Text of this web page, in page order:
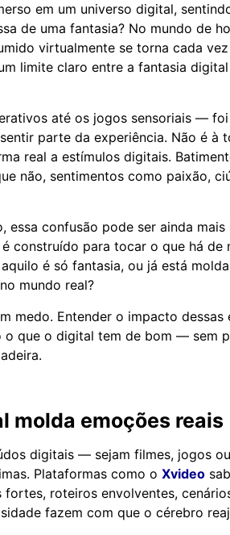
em um universo digital,
de uma fantasia? No mundo de
virtualmente se torna cada
limite claro entre a fantasia
até os jogos sensoriais —
parte da experiência. Não é à
real a estímulos digitais.
não, sentimentos como paixão,
confusão pode ser ainda mais
construído para tocar o que há de
é só fantasia, ou já está
mundo real?
medo. Entender o impacto dessas
que o digital tem de bom — sem
molda emoções reais
digitais — sejam filmes, jogos
Plataformas como o Xvideo
roteiros envolventes,
fazem com que o cérebro